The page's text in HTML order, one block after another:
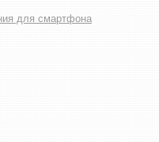
для смартфона